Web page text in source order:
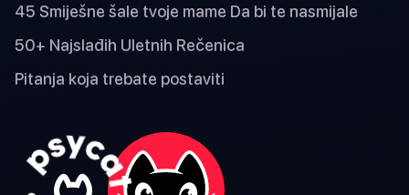
45 Smiješne šale tvoje mame Da bi te nasmijale
50+ Najslađih Uletnih Rečenica
Pitanja koja trebate postaviti